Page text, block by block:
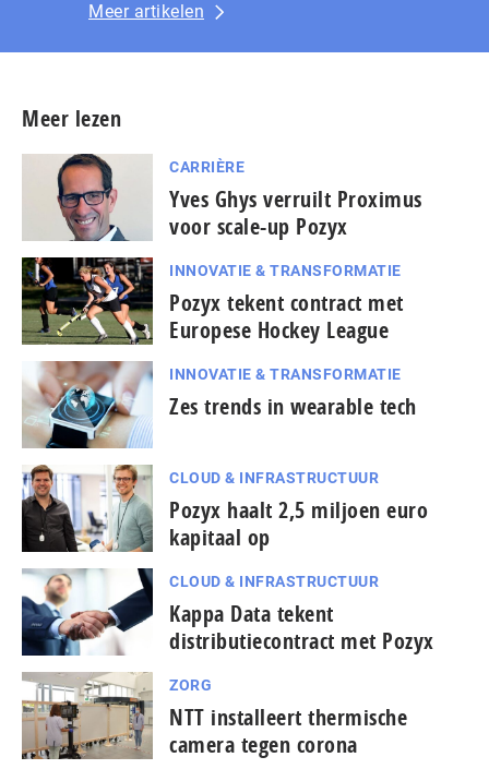
Meer artikelen
Meer lezen
CARRIÈRE
Yves Ghys verruilt Proximus
voor scale-up Pozyx
INNOVATIE & TRANSFORMATIE
Pozyx tekent contract met
Europese Hockey League
INNOVATIE & TRANSFORMATIE
Zes trends in wearable tech
CLOUD & INFRASTRUCTUUR
Pozyx haalt 2,5 miljoen euro
kapitaal op
CLOUD & INFRASTRUCTUUR
Kappa Data tekent
distributiecontract met Pozyx
ZORG
NTT installeert thermische
camera tegen corona